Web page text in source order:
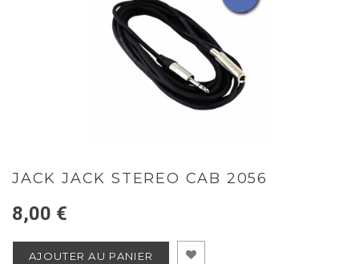
JACK JACK STEREO CAB 2056
8,00 €
AJOUTER AU PANIER